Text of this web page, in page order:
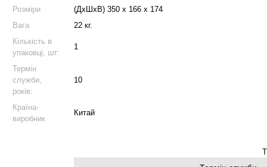
Розміри
(ДхШхВ) 350 x 166 x 174
Вага
22 кг.
Кількість в
упаковці, шт:
1
Термін
служби,
років:
10
Країна-
виробник
Китай